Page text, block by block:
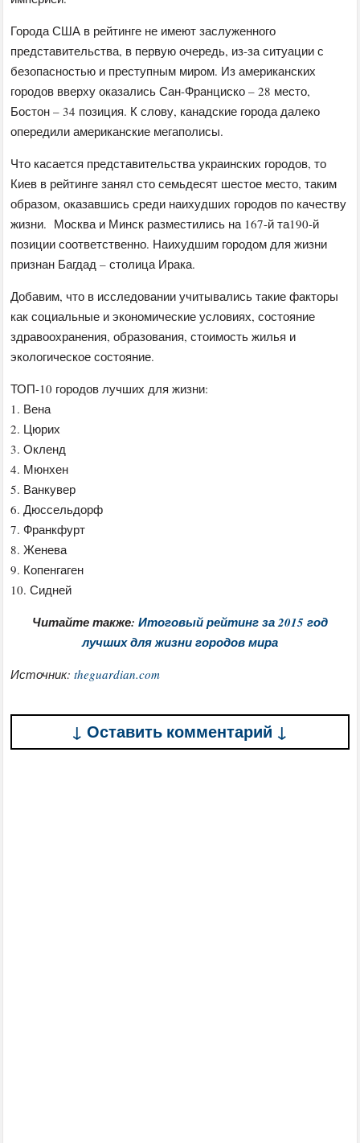
Города США в рейтинге не имеют заслуженного
представительства, в первую очередь, из-за ситуации с
безопасностью и преступным миром. Из американских
городов вверху оказались Сан-Франциско – 28 место,
Бостон – 34 позиция. К слову, канадские города далеко
опередили американские мегаполисы.
Что касается представительства украинских городов, то
Киев в рейтинге занял сто семьдесят шестое место, таким
образом, оказавшись среди наихудших городов по качеству
жизни. Москва и Минск разместились на 167-й та190-й
позиции соответственно. Наихудшим городом для жизни
признан Багдад – столица Ирака.
Добавим, что в исследовании учитывались такие факторы
как социальные и экономические условиях, состояние
здравоохранения, образования, стоимость жилья и
экологическое состояние.
ТОП-10 городов лучших для жизни:
1. Вена
2. Цюрих
3. Окленд
4. Мюнхен
5. Ванкувер
6. Дюссельдорф
7. Франкфурт
8. Женева
9. Копенгаген
10. Сидней
Читайте также: Итоговый рейтинг за 2015 год
лучших для жизни городов мира
Источник: theguardian.com
↓ Оставить комментарий ↓